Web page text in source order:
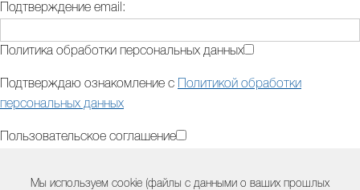
Мы используем cookie (файлы с данными о ваших прошлых
Подтверждение email:
Политика обработки персональных данных
Подтверждаю ознакомление с
Политикой обработки
персональных данных
Пользовательское соглашение